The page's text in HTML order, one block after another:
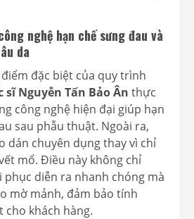
nghệ hạn chế sưng đau và
da
đặc biệt của quy trình
sĩ Nguyễn Tấn Bảo Ân thực
công nghệ hiện đại giúp hạn
sau phẫu thuật. Ngoài ra,
dán chuyên dụng thay vì chỉ
mổ. Điều này không chỉ
diễn ra nhanh chóng mà
mờ mảnh, đảm bảo tính
cho khách hàng.